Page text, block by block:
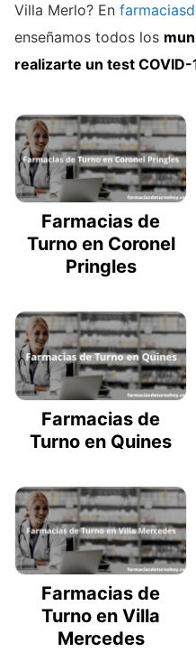
Villa Merlo? En
enseñamos todos los
realizarte un test COVID-
Farmacias de
Turno en Coronel
Pringles
Farmacias de
Turno en Quines
Farmacias de
Turno en Villa
Mercedes